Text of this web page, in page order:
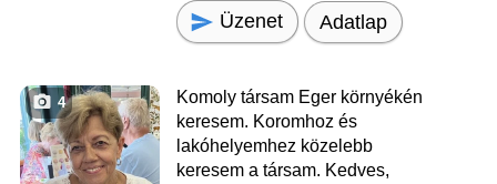
Üzenet Adatlap
4
Komoly társam Eger környékén
keresem. Koromhoz és
lakóhelyemhez közelebb
keresem a társam. Kedves,